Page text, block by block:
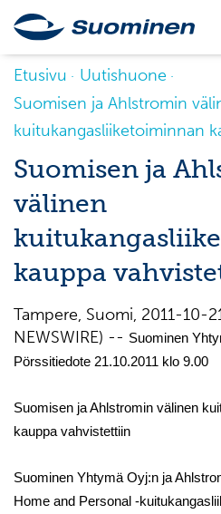
Etusivu
Uutishuone
Suomisen ja Ahlstromin
kuitukangasliiketoiminnan
Suomisen ja
välinen
kauppa
Tampere, Suomi, 2011-10-
NEWSWIRE) --
Pörssitiedote 21.10.2011 klo 9.00
Suomisen ja Ahlstromin välinen
kauppa vahvistettiin
Suominen Yhtymä Oyj:n ja
Home and Personal -